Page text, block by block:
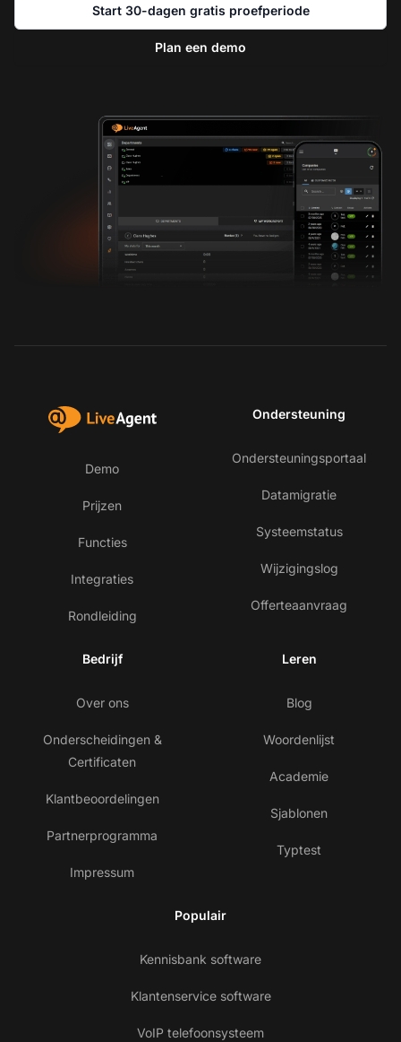
Start 30-dagen gratis proefperiode
Plan een demo
Demo
Prijzen
Functies
Integraties
Rondleiding
Ondersteuning
Ondersteuningsportaal
Datamigratie
Systeemstatus
Wijzigingslog
Offerteaanvraag
Bedrijf
Over ons
Onderscheidingen &
Certificaten
Klantbeoordelingen
Partnerprogramma
Impressum
Leren
Blog
Woordenlijst
Academie
Sjablonen
Typtest
Populair
Kennisbank software
Klantenservice software
VoIP telefoonsysteem